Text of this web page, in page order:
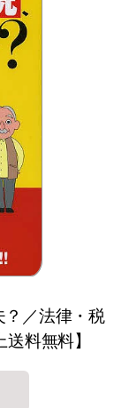
？／法律・税
料無料】